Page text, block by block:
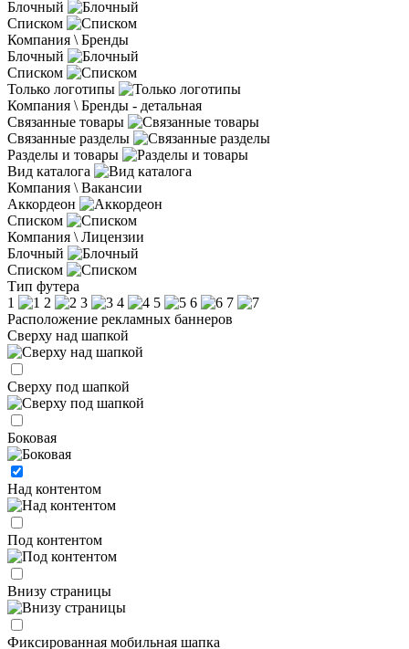
Блочный
Списком
Компания \ Бренды
Блочный
Списком
Только логотипы
Компания \ Бренды - детальная
Связанные товары
Связанные разделы
Разделы и товары
Вид каталога
Компания \ Вакансии
Аккордеон
Списком
Компания \ Лицензии
Блочный
Списком
Тип футера
1
2 3 4 5 6
7
Расположение рекламных баннеров
Сверху над шапкой
Сверху под шапкой
Боковая
Над контентом
Под контентом
Внизу страницы
Фиксированная мобильная шапка